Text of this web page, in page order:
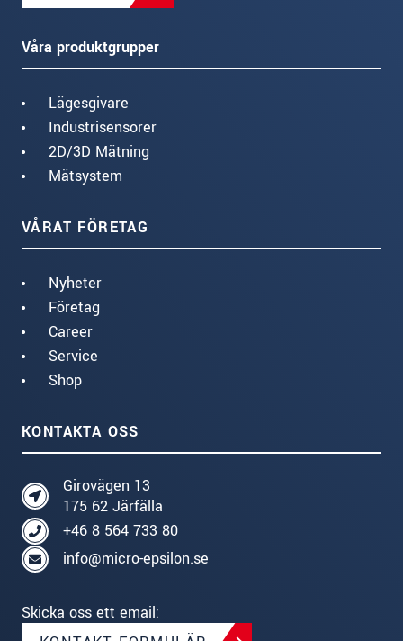
Våra produktgrupper
Lägesgivare
Industrisensorer
2D/3D Mätning
Mätsystem
VÅRAT FÖRETAG
Nyheter
Företag
Career
Service
Shop
KONTAKTA OSS
Girovägen 13
175 62 Järfälla
+46 8 564 733 80
info@micro-epsilon.se
Skicka oss ett email: